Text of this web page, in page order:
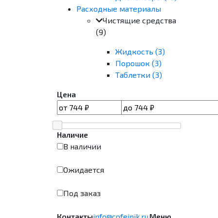
Расходные материалы
Чистящие средства
(9)
Жидкость (3)
Порошок (3)
Таблетки (3)
Цена
Наличие
В наличии
Ожидается
Под заказ